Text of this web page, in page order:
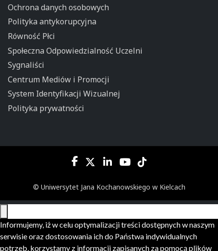
Ochrona danych osobowych
Polityka antykorupcyjna
Równość Płci
Społeczna Odpowiedzialność Uczelni
Sygnaliści
Centrum Mediów i Promocji
System Identyfikacji Wizualnej
Polityka prywatności
© Uniwersytet Jana Kochanowskiego w Kielcach
Informujemy, iż w celu optymalizacji treści dostępnych w naszym
serwisie oraz dostosowania ich do Państwa indywidualnych
potrzeb, korzystamy z informacji zapisanych za pomocą plików